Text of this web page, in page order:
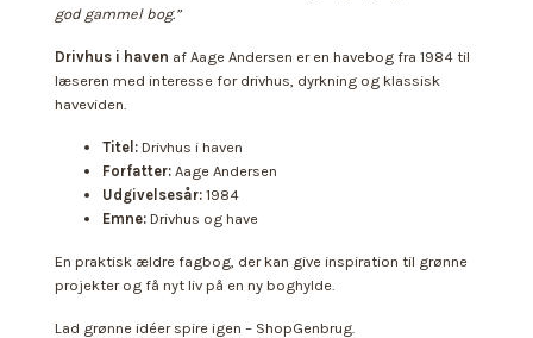
god gammel bog.”
Drivhus i haven af Aage Andersen er en havebog fra 1984 til
læseren med interesse for drivhus, dyrkning og klassisk
haveviden.
Titel: Drivhus i haven
Forfatter: Aage Andersen
Udgivelsesår: 1984
Emne: Drivhus og have
En praktisk ældre fagbog, der kan give inspiration til grønne
projekter og få nyt liv på en ny boghylde.
Lad grønne idéer spire igen – ShopGenbrug.